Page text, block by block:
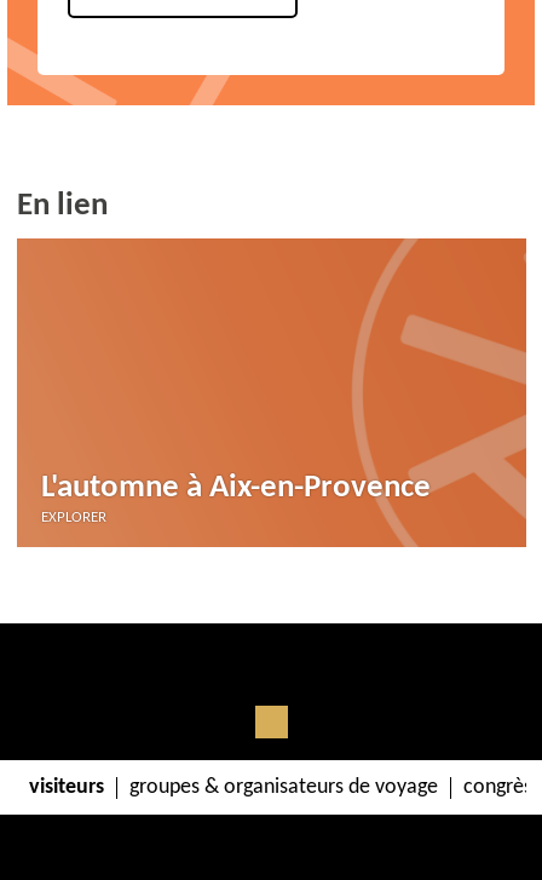
En lien
L'automne à Aix-en-Provence
EXPLORER
visiteurs groupes & organisateurs de voyage congrès